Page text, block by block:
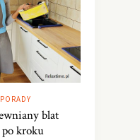
PORADY
blat
kroku